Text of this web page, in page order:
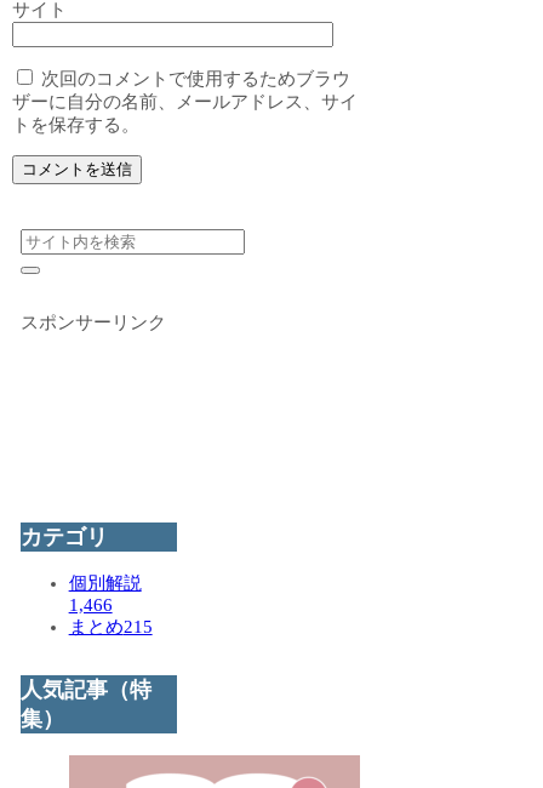
サイト
次回のコメントで使用するためブラウ
ザーに自分の名前、メールアドレス、サイ
トを保存する。
スポンサーリンク
カテゴリ
個別解説
1,466
まとめ215
人気記事（特
集）